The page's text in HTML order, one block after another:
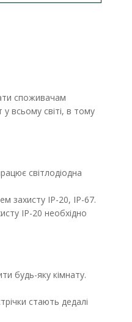
КОШИКА
споживачам
всьому світі, в тому
світлодіодна
захисту ІР-20, ІР-67.
ІР-20 необхідно
будь-яку кімнату.
стають дедалі